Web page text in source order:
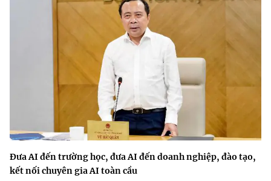
Đưa AI đến trường học, đưa AI đến doanh nghiệp, đào tạo,
kết nối chuyên gia AI toàn cầu